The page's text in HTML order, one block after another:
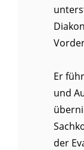
Er
und
der